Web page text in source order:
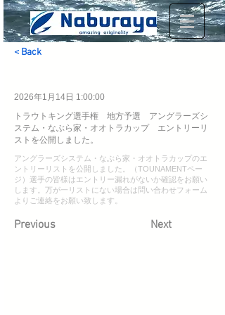
< Back
2026年1月14日 1:00:00
トラウトキング選手権 地方予選 アングラーズシ
ステム・なぶら家・オオトラカップ エントリーリ
ストを公開しました。
アングラーズシステム・なぶら家・オオトラカップのエ
ントリーリストを公開しました。（TOUNAMENTペー
ジ）選手の皆様はエントリー漏れがないか確認をお願い
します。万が一リストにない場合は問い合わせフォーム
よりご連絡をお願い致します。
Previous Next